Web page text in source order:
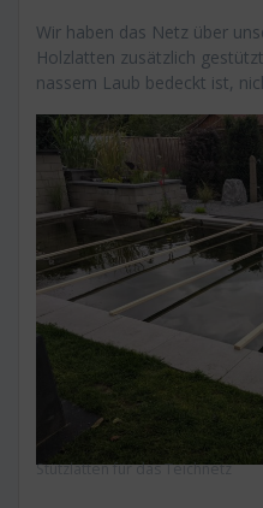
Wir haben das Netz über
Holzlatten zusätzlich
nassem Laub bedeckt ist,
Stützlatten für das Teichnetz